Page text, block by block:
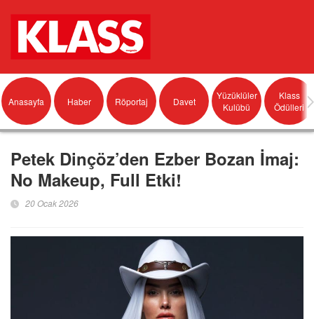
Anasayfa Haber Röportaj Davet
Yüzüklüler
Kulübü
Klass
Ödülleri
Petek Dinçöz’den Ezber Bozan İmaj:
No Makeup, Full Etki!
20 Ocak 2026